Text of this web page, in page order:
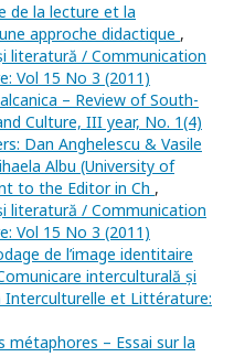
de la lecture et la
approche didactique ,
literatură / Communication
Vol 15 No 3 (2011)
– Review of South-
Culture, III year, No. 1(4)
Dan Anghelescu & Vasile
Albu (University of
to the Editor in Ch ,
literatură / Communication
Vol 15 No 3 (2011)
de l’image identitaire
interculturală și
et Littérature:
métaphores – Essai sur la